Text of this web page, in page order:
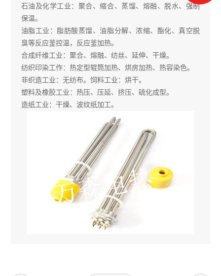
石油及化学工业：聚合、缩合、蒸馏、熔融、脱水、强制
保温。
油脂工业：脂肪酸蒸馏、油脂分解、浓缩、酯化、真空脱
臭等反应釜控温，反应釜加热。
合成纤维工业：聚合、熔融、纺丝、延伸、干燥。
纺织印染工作：热定型辊筒加热、烘房加热、热容染色。
非织造工业：无纺布。饲料工业：烘干。
塑料及橡胶工业：热压、压延、挤压、硫化成型。
造纸工业：干燥、波纹纸加工。